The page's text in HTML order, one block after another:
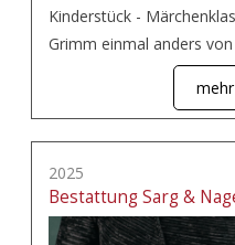
Kinderstück -
Grimm einmal anders
2025
Bestattung Sarg &